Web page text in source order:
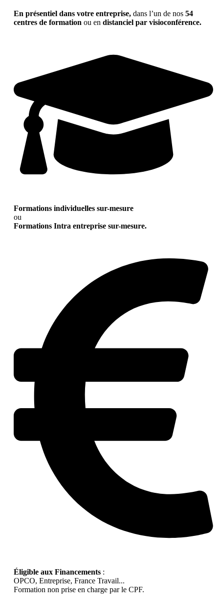
En présentiel dans votre entreprise, dans l’un de nos 54
centres de formation ou en distanciel par visioconférence.
Formations individuelles sur-mesure
ou
Formations Intra entreprise sur-mesure.
Éligible aux Financements :
OPCO, Entreprise, France Travail...
Formation non prise en charge par le CPF.